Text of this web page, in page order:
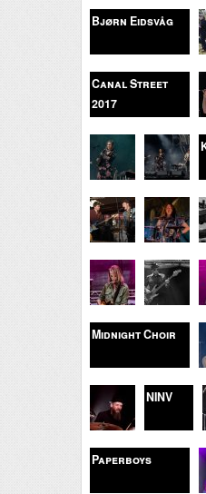
Bjørn Eidsvåg
Canal Street
2017
Midnight Choir
NINV
Paperboys